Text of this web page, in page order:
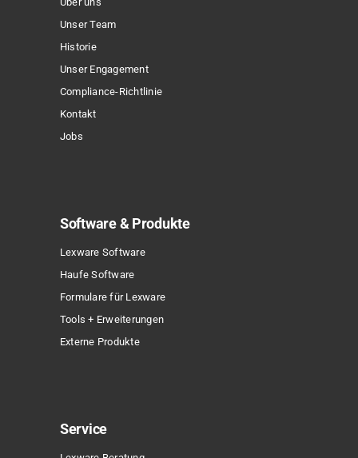
gewählt
werden
Unser Team
Historie
Unser Engagement
Compliance-Richtlinie
Kontakt
Jobs
Software & Produkte
Lexware Software
Haufe Software
Formulare für Lexware
Tools + Erweiterungen
Externe Produkte
Service